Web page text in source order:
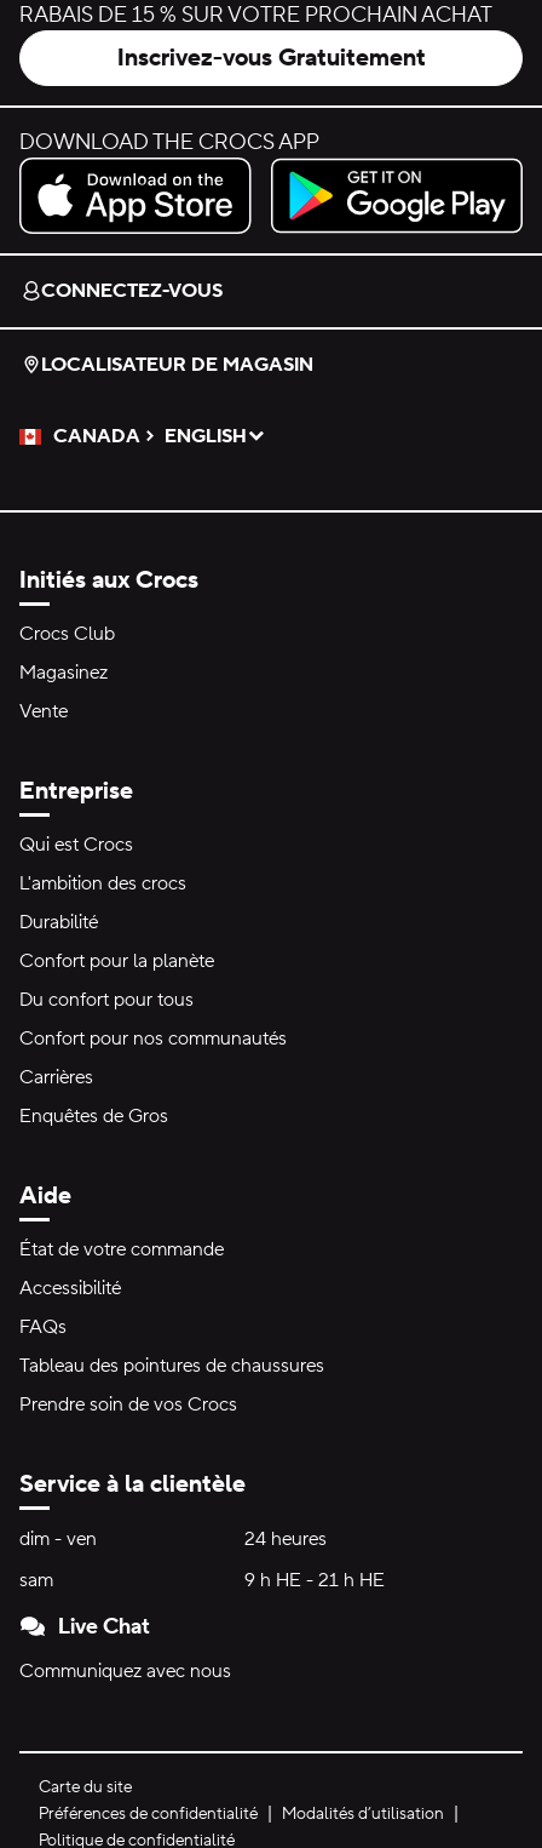
RABAIS DE 15 % SUR VOTRE PROCHAIN ACHAT
Inscrivez-vous Gratuitement
DOWNLOAD THE CROCS APP
Download on the App Store.
Get it on Google Play.
CONNECTEZ-VOUS
LOCALISATEUR DE MAGASIN
CANADA
Veuillez sélectionner une langue
ENGLISH
Sélectionné
Initiés aux Crocs
Crocs Club
Magasinez
Vente
Entreprise
Qui est Crocs
L'ambition des crocs
Durabilité
Confort pour la planète
Du confort pour tous
Confort pour nos communautés
Carrières
Enquêtes de Gros
Aide
État de votre commande
Accessibilité
FAQs
Tableau des pointures de chaussures
Prendre soin de vos Crocs
Service à la clientèle
Heures d'ouverture:
dim - ven dimanche à vendredi24 heures24 heures
sam
9 h HE - 21 h HE9 h HE - 21 h HE
Live Chat
Communiquez avec nous
Carte du site
Préférences de confidentialité
Modalités d’utilisation
Politique de confidentialité